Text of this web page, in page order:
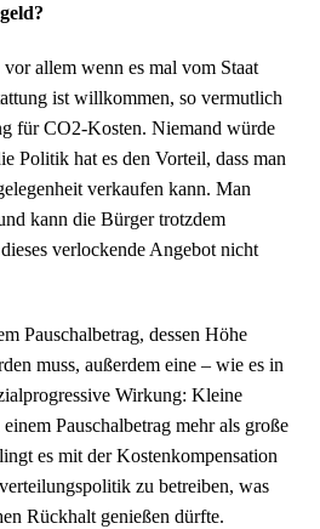
allem wenn es mal vom Staat
ist willkommen, so vermutlich
für CO2-Kosten. Niemand würde
Politik hat es den Vorteil, dass man
verkaufen kann. Man
kann die Bürger trotzdem
verlockende Angebot nicht
Pauschalbetrag, dessen Höhe
muss, außerdem eine – wie es in
Wirkung: Kleine
Pauschalbetrag mehr als große
es mit der Kostenkompensation
zu betreiben, was
Rückhalt genießen dürfte.